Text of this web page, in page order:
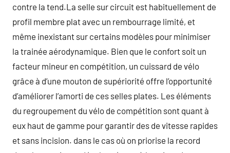
contre la tend.La selle sur circuit est habituellement de
profil membre plat avec un rembourrage limité, et
même inexistant sur certains modèles pour minimiser
la trainée aérodynamique. Bien que le confort soit un
facteur mineur en compétition, un cuissard de vélo
grâce à d’une mouton de supériorité offre l’opportunité
d’améliorer l’amorti de ces selles plates. Les éléments
du regroupement du vélo de compétition sont quant à
eux haut de gamme pour garantir des de vitesse rapides
et sans incision. dans le cas où on priorise la record